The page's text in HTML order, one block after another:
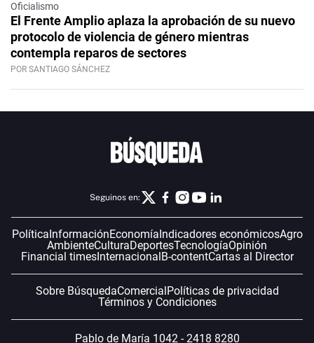
Oficialismo
El Frente Amplio aplaza la aprobación de su nuevo
protocolo de violencia de género mientras
contempla reparos de sectores
POR SANTIAGO SÁNCHEZ
Seguinos en:
PolíticaInformaciónEconomíaIndicadores económicosAgro
AmbienteCulturaDeportesTecnologíaOpinión
Financial timesInternacionalB-contentCartas al Director
Sobre BúsquedaComercialPolíticas de privacidad
Términos y Condiciones
Pablo de María 1042 - 2418 8280